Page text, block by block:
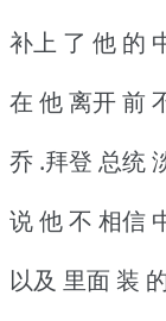
补上 了 他 的
在 他 离开 前
乔 .拜登 总统
说 他 不 相信
以及 里面 装